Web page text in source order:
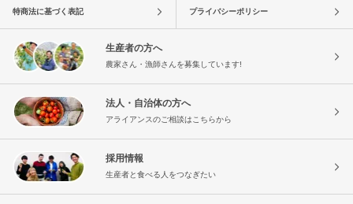
特商法に基づく表記 プライバシーポリシー
生産者の方へ
農家さん・漁師さんを募集しています!
法人・自治体の方へ
アライアンスのご相談はこちらから
採用情報
生産者と食べる人をつなぎたい